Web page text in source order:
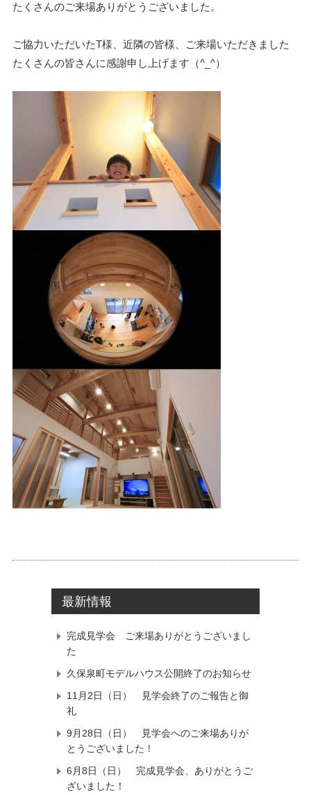
たくさんのご来場ありがとうございました。
ご協力いただいたT様、近隣の皆様、ご来場いただきました
たくさんの皆さんに感謝申し上げます（^_^）
最新情報
完成見学会 ご来場ありがとうございまし
た
久保泉町モデルハウス公開終了のお知らせ
11月2日（日） 見学会終了のご報告と御
礼
9月28日（日） 見学会へのご来場ありが
とうございました！
6月8日（日） 完成見学会、ありがとうご
ざいました！